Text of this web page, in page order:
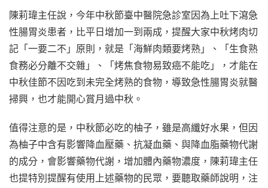
陳莉瑋主任說，今年中秋節臺中醫院急診室因為上吐下瀉急
性腸胃炎患者，比平日增加一到兩成，提醒大家中秋烤肉切
記「一要二不」原則，就是「海鮮肉類要烤熟」、「生食熟
食務必分離不交雜」、「烤焦食物易致癌不能吃」，才能在
中秋佳節不因吃到未完全烤熟的食物，導致急性腸胃炎就醫
掃興，也才能開心賞月過中秋。
值得注意的是，中秋節必吃的柚子，雖是高纖好水果，但因
為柚子中含有影響降血壓藥、抗凝血藥、與降血脂藥物代謝
的成分，會影響藥物代謝，增加體內藥物濃度，陳莉瑋主任
也提特別提醒有使用上述藥物的民眾，要聽取藥師說明，注